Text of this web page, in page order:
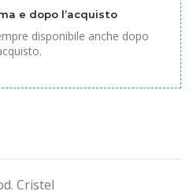
e dopo l’acquisto
disponibile anche dopo
Cristel